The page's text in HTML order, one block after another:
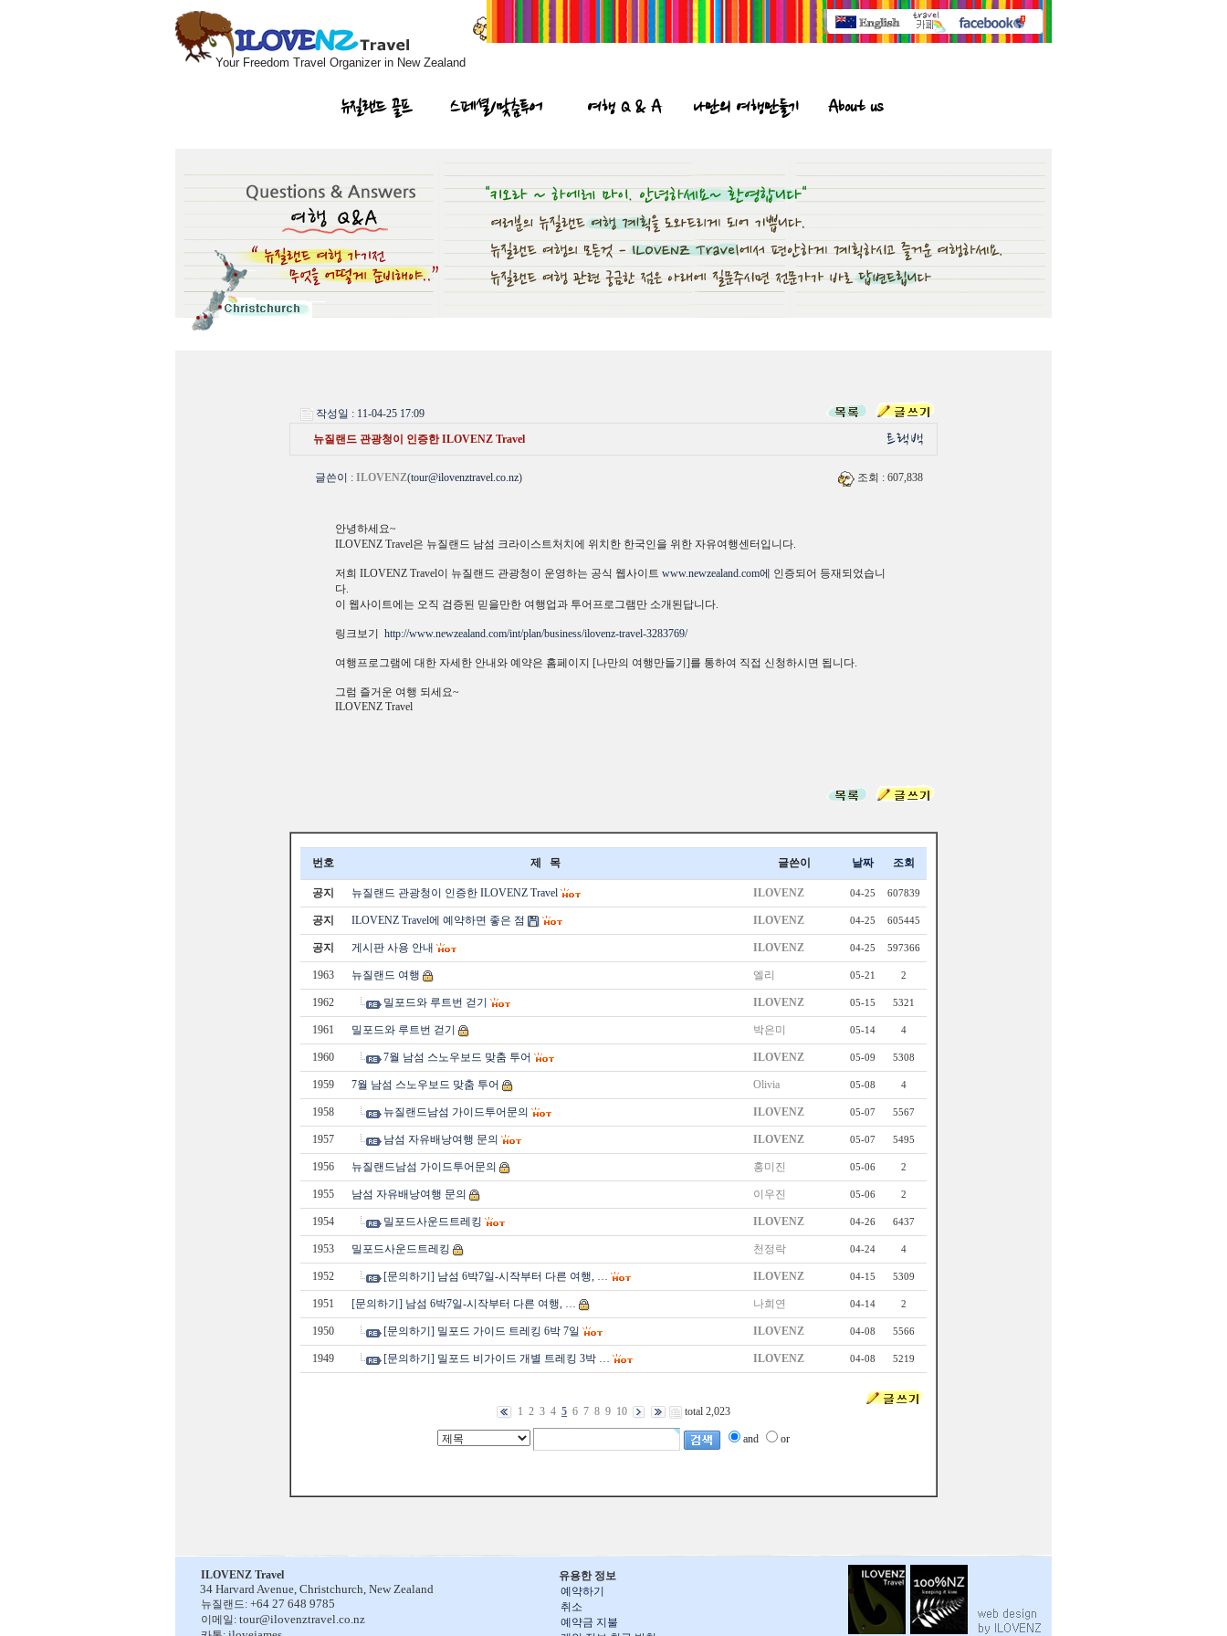
Your Freedom Travel Organizer in New Zealand
뉴질랜드 골프 스페셜/맞춤투어 여행 Q & A 나만의 여행만들기 About us
작성일 : 11-04-25 17:09
뉴질랜드 관광청이 인증한 ILOVENZ Travel
글쓴이 : ILOVENZ(tour@ilovenztravel.co.nz) 조회 : 607,838
안녕하세요~
ILOVENZ Travel은 뉴질랜드 남섬 크라이스트처치에 위치한 한국인을 위한 자유여행센터입니다.
저희 ILOVENZ Travel이 뉴질랜드 관광청이 운영하는 공식 웹사이트 www.newzealand.com에 인증되어 등재되었습니
다.
이 웹사이트에는 오직 검증된 믿을만한 여행업과 투어프로그램만 소개된답니다.
링크보기 http://www.newzealand.com/int/plan/business/ilovenz-travel-3283769/
여행프로그램에 대한 자세한 안내와 예약은 홈페이지 [나만의 여행만들기]를 통하여 직접 신청하시면 됩니다.
그럼 즐거운 여행 되세요~
ILOVENZ Travel
번호 제 목 글쓴이 날짜 조회
공지 뉴질랜드 관광청이 인증한 ILOVENZ Travel ILOVENZ 04-25 607839
공지 ILOVENZ Travel에 예약하면 좋은 점 ILOVENZ 04-25 605445
공지 게시판 사용 안내 ILOVENZ 04-25 597366
1963 뉴질랜드 여행 엘리 05-21 2
1962 밀포드와 루트번 걷기 ILOVENZ 05-15 5321
1961 밀포드와 루트번 걷기 박은미 05-14 4
1960 7월 남섬 스노우보드 맞춤 투어 ILOVENZ 05-09 5308
1959 7월 남섬 스노우보드 맞춤 투어 Olivia 05-08 4
1958 뉴질랜드남섬 가이드투어문의 ILOVENZ 05-07 5567
1957 남섬 자유배낭여행 문의 ILOVENZ 05-07 5495
1956 뉴질랜드남섬 가이드투어문의 홍미진 05-06 2
1955 남섬 자유배낭여행 문의 이우진 05-06 2
1954 밀포드사운드트레킹 ILOVENZ 04-26 6437
1953 밀포드사운드트레킹 천정락 04-24 4
1952 [문의하기] 남섬 6박7일-시작부터 다른 여행, … ILOVENZ 04-15 5309
1951 [문의하기] 남섬 6박7일-시작부터 다른 여행, … 나희연 04-14 2
1950 [문의하기] 밀포드 가이드 트레킹 6박 7일 ILOVENZ 04-08 5566
1949 [문의하기] 밀포드 비가이드 개별 트레킹 3박 … ILOVENZ 04-08 5219
1 2 3 4 5 6 7 8 9 10 total 2,023
and or
유용한 정보
예약하기
취소
예약금 지불
ILOVENZ Travel
34 Harvard Avenue, Christchurch, New Zealand
뉴질랜드: +64 27 648 9785
이메일: tour@ilovenztravel.co.nz